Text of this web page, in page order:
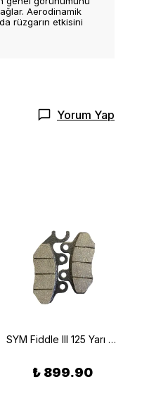
Aerodinamik
rüzgarın etkisini
Yorum Yap
SYM Fiddle III 125 Yarı Metalik Ön Fren Balatası Braking 796SM1
₺ 899.90